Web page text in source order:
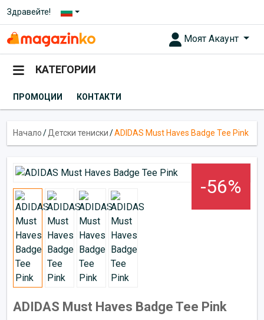
Здравейте!
Моят Акаунт
КАТЕГОРИИ
ПРОМОЦИИ КОНТАКТИ
Начало/Детски тениски/ADIDAS Must Haves Badge Tee Pink
-56%
ADIDAS Must Haves Badge Tee Pink